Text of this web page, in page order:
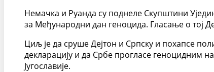
Немачка и Руанда су поднеле Скупштини
за Међународни дан геноцида. Гласање о тој
Циљ је да сруше Дејтон и Српску и похапсе
декларацију и да Србе прогласе геноцидним
Југославије.